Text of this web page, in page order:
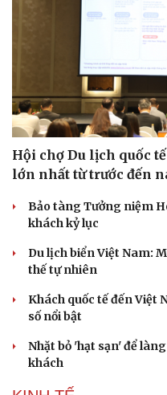
Tư vấn
Săn Tour
check-in
Hội chợ Du lịch quốc
lớn nhất từ trước đến
Bảo tàng Tưởng niệm
khách kỷ lục
Du lịch biển Việt Nam:
thế tự nhiên
Khách quốc tế đến Việt
số nổi bật
Nhặt bỏ 'hạt sạn' để
khách